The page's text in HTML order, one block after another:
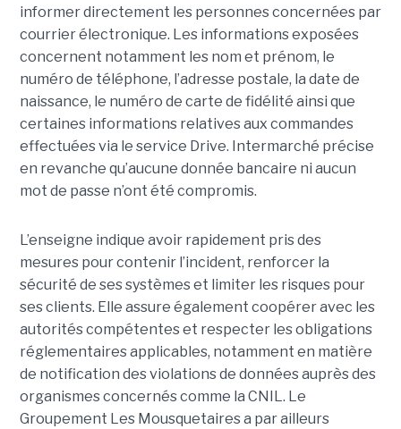
informer directement les personnes concernées par
courrier électronique. Les informations exposées
concernent notamment les nom et prénom, le
numéro de téléphone, l’adresse postale, la date de
naissance, le numéro de carte de fidélité ainsi que
certaines informations relatives aux commandes
effectuées via le service Drive. Intermarché précise
en revanche qu’aucune donnée bancaire ni aucun
mot de passe n’ont été compromis.
L’enseigne indique avoir rapidement pris des
mesures pour contenir l’incident, renforcer la
sécurité de ses systèmes et limiter les risques pour
ses clients. Elle assure également coopérer avec les
autorités compétentes et respecter les obligations
réglementaires applicables, notamment en matière
de notification des violations de données auprès des
organismes concernés comme la CNIL. Le
Groupement Les Mousquetaires a par ailleurs